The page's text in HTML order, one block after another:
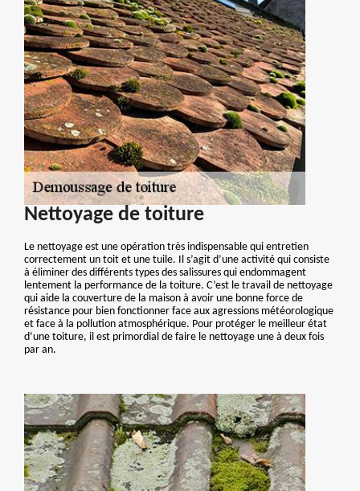
Nettoyage de toiture
Le nettoyage est une opération très indispensable qui entretien
correctement un toit et une tuile. Il s’agit d’une activité qui consiste
à éliminer des différents types des salissures qui endommagent
lentement la performance de la toiture. C’est le travail de nettoyage
qui aide la couverture de la maison à avoir une bonne force de
résistance pour bien fonctionner face aux agressions météorologique
et face à la pollution atmosphérique. Pour protéger le meilleur état
d’une toiture, il est primordial de faire le nettoyage une à deux fois
par an.